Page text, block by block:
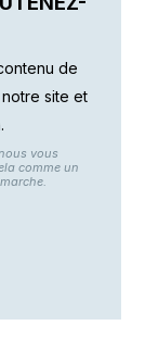
de
site et
vous
comme un